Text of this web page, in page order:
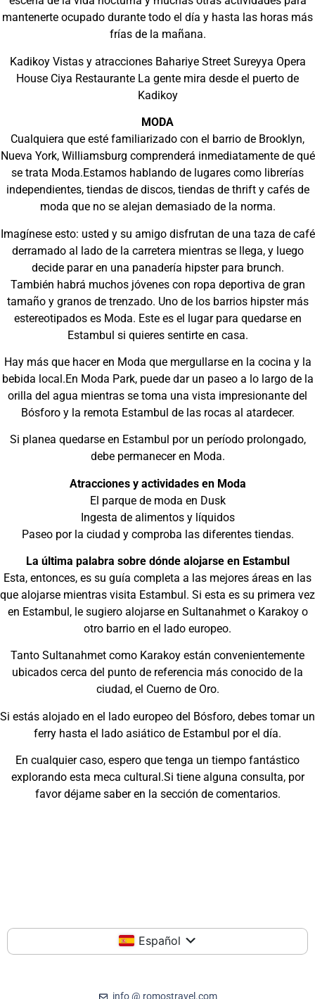
mantenerte ocupado durante todo el día y hasta las horas más
frías de la mañana.
Kadikoy Vistas y atracciones Bahariye Street Sureyya Opera
House Ciya Restaurante La gente mira desde el puerto de
Kadikoy
MODA
Cualquiera que esté familiarizado con el barrio de Brooklyn,
Nueva York, Williamsburg comprenderá inmediatamente de qué
se trata Moda.Estamos hablando de lugares como librerías
independientes, tiendas de discos, tiendas de thrift y cafés de
moda que no se alejan demasiado de la norma.
Imagínese esto: usted y su amigo disfrutan de una taza de café
derramado al lado de la carretera mientras se llega, y luego
decide parar en una panadería hipster para brunch.
También habrá muchos jóvenes con ropa deportiva de gran
tamaño y granos de trenzado. Uno de los barrios hipster más
estereotipados es Moda. Este es el lugar para quedarse en
Estambul si quieres sentirte en casa.
Hay más que hacer en Moda que mergullarse en la cocina y la
bebida local.En Moda Park, puede dar un paseo a lo largo de la
orilla del agua mientras se toma una vista impresionante del
Bósforo y la remota Estambul de las rocas al atardecer.
Si planea quedarse en Estambul por un período prolongado,
debe permanecer en Moda.
Atracciones y actividades en Moda
El parque de moda en Dusk
Ingesta de alimentos y líquidos
Paseo por la ciudad y comproba las diferentes tiendas.
La última palabra sobre dónde alojarse en Estambul
Esta, entonces, es su guía completa a las mejores áreas en las
que alojarse mientras visita Estambul. Si esta es su primera vez
en Estambul, le sugiero alojarse en Sultanahmet o Karakoy o
otro barrio en el lado europeo.
Tanto Sultanahmet como Karakoy están convenientemente
ubicados cerca del punto de referencia más conocido de la
ciudad, el Cuerno de Oro.
Si estás alojado en el lado europeo del Bósforo, debes tomar un
ferry hasta el lado asiático de Estambul por el día.
En cualquier caso, espero que tenga un tiempo fantástico
explorando esta meca cultural.Si tiene alguna consulta, por
favor déjame saber en la sección de comentarios.
Español
info @ romostravel.com